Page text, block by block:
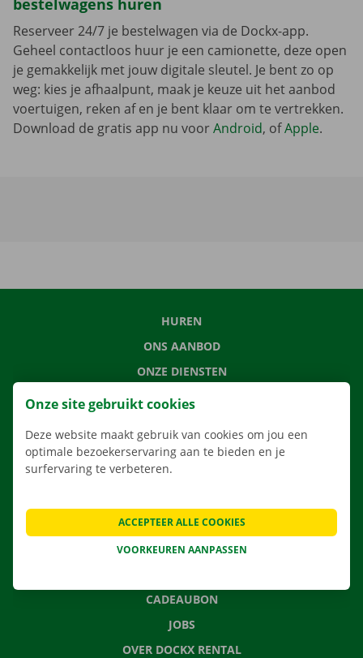
bestelwagens huren
Reserveer 24/7 je bestelwagen via de Dockx-app.
Geheel contactloos huur je een camionette, deze open
je gemakkelijk met jouw digitale sleutel. Je bent zo op
weg: kies je afhaalpunt, maak je keuze uit het aanbod
voertuigen, reken af en je bent klaar om te vertrekken.
Download de gratis app nu voorAndroid, ofApple.
HUREN
ONS AANBOD
ONZE DIENSTEN
LOCATIES
VERHUISOPLOSSINGEN
CONTACTEER ONS
VEELGESTELDE VRAGEN
CADEAUBON
JOBS
OVER DOCKX RENTAL
Onze site gebruikt cookies
Deze website maakt gebruik van cookies om jou een
optimale bezoekerservaring aan te bieden en je
surfervaring te verbeteren.
VOORKEUREN AANPASSEN
ACCEPTEER ALLE COOKIES